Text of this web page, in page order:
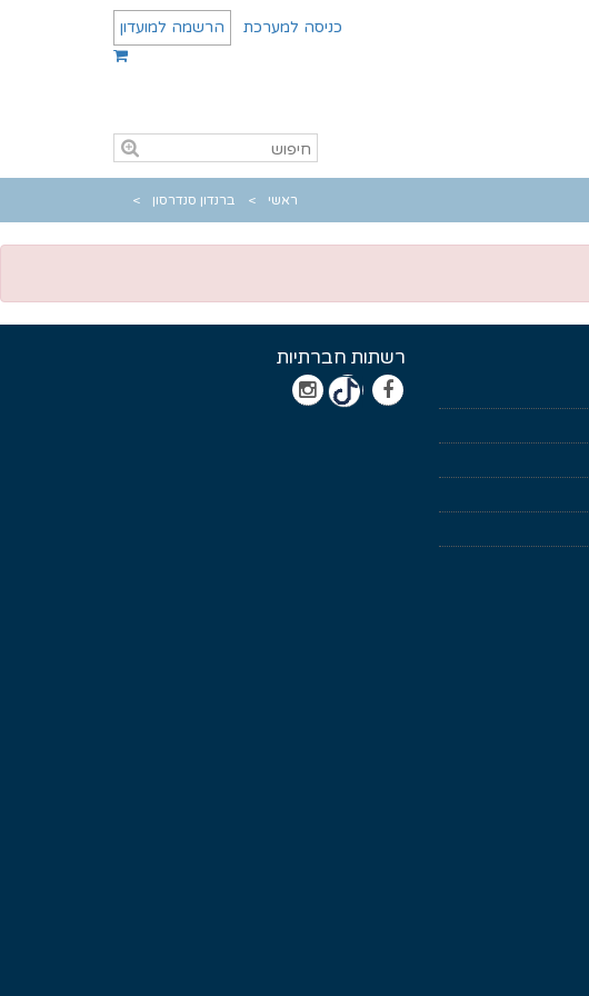
כניסה למערכת הרשמה למועדון
ראשי ברנדון סנדרסון
רשתות חברתיות